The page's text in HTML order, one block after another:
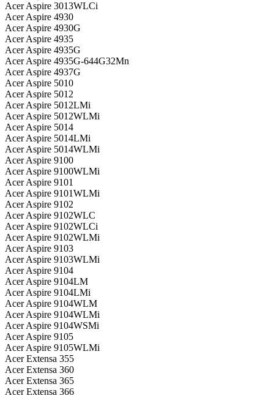
Acer Aspire 3013WLCi
Acer Aspire 4930
Acer Aspire 4930G
Acer Aspire 4935
Acer Aspire 4935G
Acer Aspire 4935G-644G32Mn
Acer Aspire 4937G
Acer Aspire 5010
Acer Aspire 5012
Acer Aspire 5012LMi
Acer Aspire 5012WLMi
Acer Aspire 5014
Acer Aspire 5014LMi
Acer Aspire 5014WLMi
Acer Aspire 9100
Acer Aspire 9100WLMi
Acer Aspire 9101
Acer Aspire 9101WLMi
Acer Aspire 9102
Acer Aspire 9102WLC
Acer Aspire 9102WLCi
Acer Aspire 9102WLMi
Acer Aspire 9103
Acer Aspire 9103WLMi
Acer Aspire 9104
Acer Aspire 9104LM
Acer Aspire 9104LMi
Acer Aspire 9104WLM
Acer Aspire 9104WLMi
Acer Aspire 9104WSMi
Acer Aspire 9105
Acer Aspire 9105WLMi
Acer Extensa 355
Acer Extensa 360
Acer Extensa 365
Acer Extensa 366